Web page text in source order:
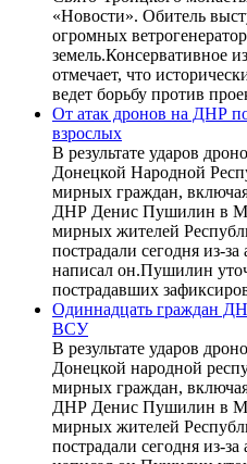
«Новости». Обитель
огромных
земель.Консервативное
отмечает, что
ведет борьбу против
От атак дронов на ДНР
взрослых
В результате ударов
Донецкой Народной
мирных граждан, включая
ДНР Денис Пушилин в
мирных жителей
пострадали сегодня из-
написал он.Пушилин
пострадавших
Одиннадцать граждан
ВСУ
В результате ударов
Донецкой народной
мирных граждан, включая
ДНР Денис Пушилин в
мирных жителей
пострадали сегодня из-